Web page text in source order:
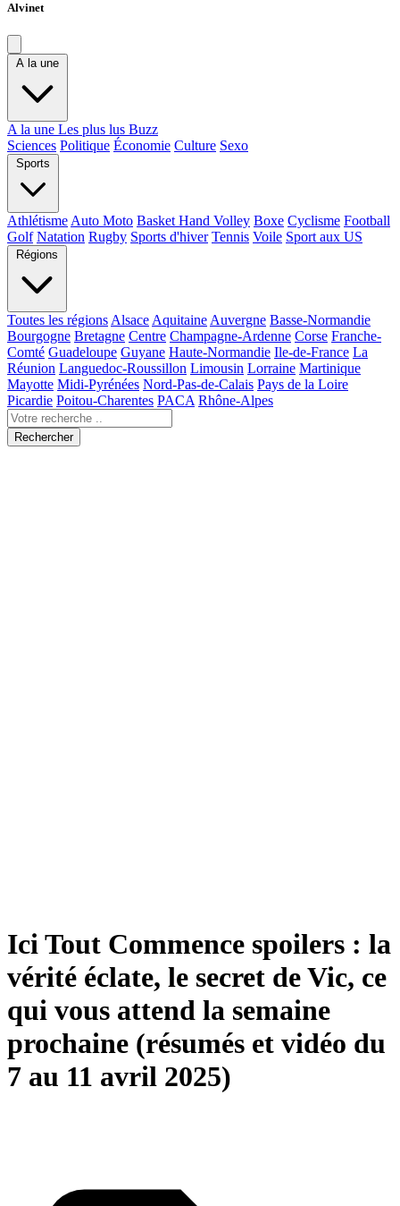
Alvinet
A la une
A la une Les plus lus Buzz
Sciences Politique Économie Culture Sexo
Sports
Athlétisme Auto Moto Basket Hand Volley Boxe Cyclisme Football
Golf Natation Rugby Sports d'hiver Tennis Voile Sport aux US
Régions
Toutes les régions Alsace Aquitaine Auvergne Basse-Normandie
Bourgogne Bretagne Centre Champagne-Ardenne Corse Franche-
Comté Guadeloupe Guyane Haute-Normandie Ile-de-France La
Réunion Languedoc-Roussillon Limousin Lorraine Martinique
Mayotte Midi-Pyrénées Nord-Pas-de-Calais Pays de la Loire
Picardie Poitou-Charentes PACA Rhône-Alpes
Rechercher
Ici Tout Commence spoilers : la
vérité éclate, le secret de Vic, ce
qui vous attend la semaine
prochaine (résumés et vidéo du
7 au 11 avril 2025)